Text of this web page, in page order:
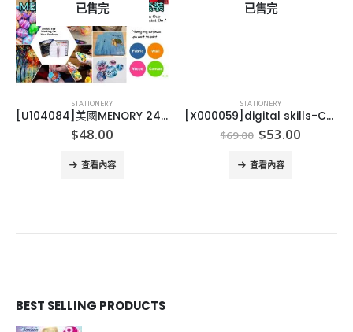
已售完
STATIONERY
[U104084]美國MENORY 24色專業廣告彩套裝
$48.00
查看內容
已售完
STATIONERY
[X000059]digital skills-COMPUTER SETGet Set Go~ Computing series (4 books)
$69.00 Original
price
was:
$69.00.
$53.00
查看內容
BEST SELLING PRODUCTS